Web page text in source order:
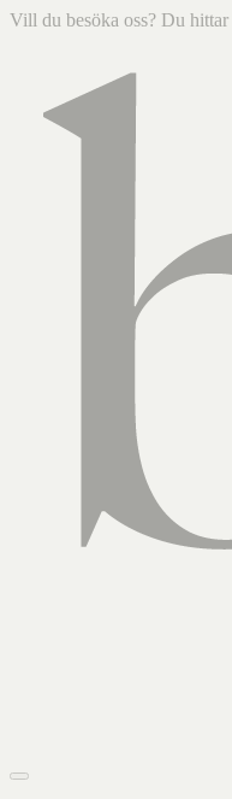
Vill du besöka oss? Du